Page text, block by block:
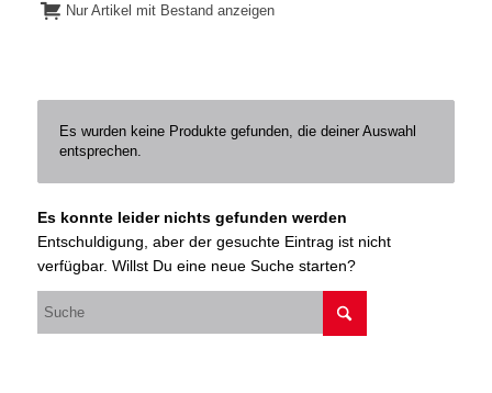
Nur Artikel mit Bestand anzeigen
Es wurden keine Produkte gefunden, die deiner Auswahl
entsprechen.
Es konnte leider nichts gefunden werden
Entschuldigung, aber der gesuchte Eintrag ist nicht
verfügbar. Willst Du eine neue Suche starten?